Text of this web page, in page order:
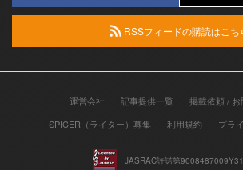
RSSフィードの購読はこち
運営会社 記事提供一覧
掲載依頼 /
SPICER（ライター）募集
利用規約 プラ
JASRAC許諾第